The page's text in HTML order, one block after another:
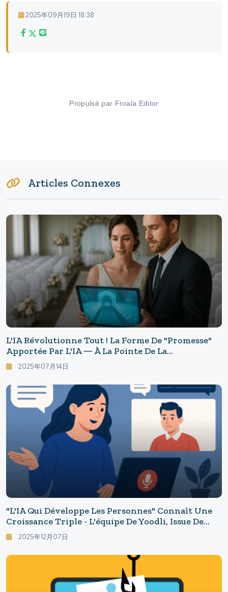
2025年09月19日 18:38
Propulsé par Froala Editor
Articles Connexes
L'IA Révolutionne Tout ! La Forme De "promesse"
Apportée Par L'IA ― À La Pointe De La
Technologie Des Mariages Qui Transforme La
Préparation Des Cérémonies.
2025年07月14日
"L'IA Qui Développe Les Personnes" Connaît Une
Croissance Triple - L'équipe De Yoodli, Issue De
Google, Dépasse Une Valorisation De 300 Millions
De Dollars : L'IA Qui Ne Remplace Pas Transforme
La Formation En Entreprise.
2025年12月07日